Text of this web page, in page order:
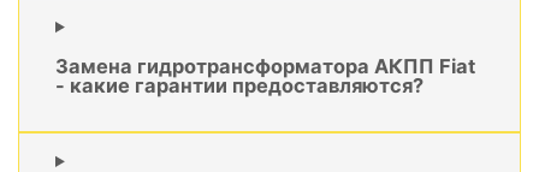
Замена гидротрансформатора АКПП Fiat
- какие гарантии предоставляются?